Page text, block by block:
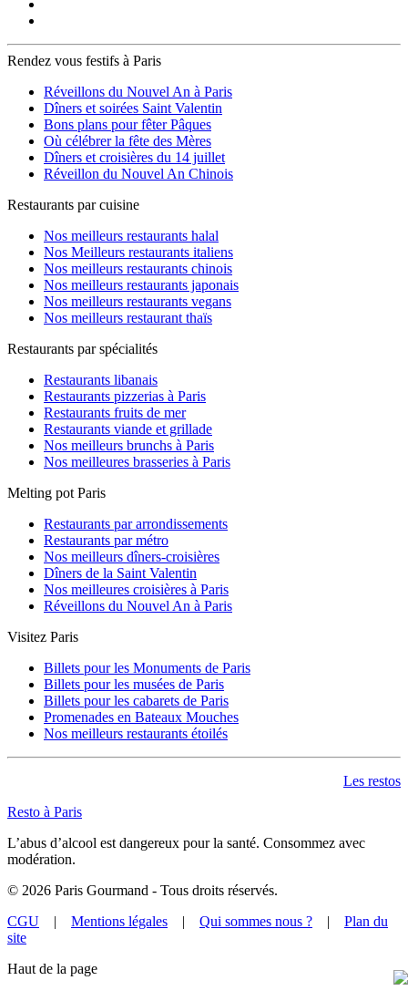
Rendez vous festifs à Paris
Réveillons du Nouvel An à Paris
Dîners et soirées Saint Valentin
Bons plans pour fêter Pâques
Où célébrer la fête des Mères
Dîners et croisières du 14 juillet
Réveillon du Nouvel An Chinois
Restaurants par cuisine
Nos meilleurs restaurants halal
Nos Meilleurs restaurants italiens
Nos meilleurs restaurants chinois
Nos meilleurs restaurants japonais
Nos meilleurs restaurants vegans
Nos meilleurs restaurant thaïs
Restaurants par spécialités
Restaurants libanais
Restaurants pizzerias à Paris
Restaurants fruits de mer
Restaurants viande et grillade
Nos meilleurs brunchs à Paris
Nos meilleures brasseries à Paris
Melting pot Paris
Restaurants par arrondissements
Restaurants par métro
Nos meilleurs dîners-croisières
Dîners de la Saint Valentin
Nos meilleures croisières à Paris
Réveillons du Nouvel An à Paris
Visitez Paris
Billets pour les Monuments de Paris
Billets pour les musées de Paris
Billets pour les cabarets de Paris
Promenades en Bateaux Mouches
Nos meilleurs restaurants étoilés
Les restos
Resto à Paris
L’abus d’alcool est dangereux pour la santé. Consommez avec
modération.
© 2026 Paris Gourmand - Tous droits réservés.
CGU | Mentions légales | Qui sommes nous ? | Plan du
site
Haut de la page